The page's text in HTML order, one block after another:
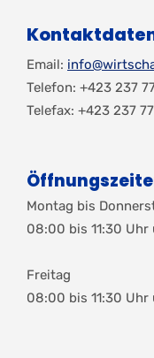
Email:
Telefon: +423 237
Telefax: +423 237
Montag bis
08:00 bis 11:30 Uhr
Freitag
08:00 bis 11:30 Uhr